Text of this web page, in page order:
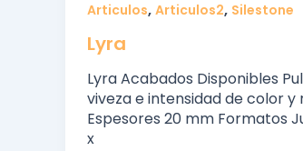
Articulos, Articulos2, Silestone
Lyra
Lyra Acabados Disponibles
viveza e intensidad de color y
Espesores 20 mm Formatos
x